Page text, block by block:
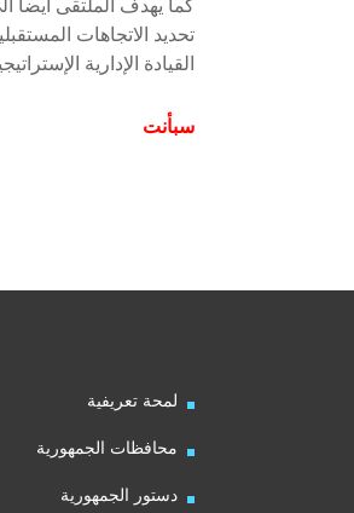
كما يهدف الملتقى ايضا
تحديد الاتجاهات
القيادة الإدارية
سبأنت
لمحة تعريفية
محافظات الجمهورية
دستور الجمهورية